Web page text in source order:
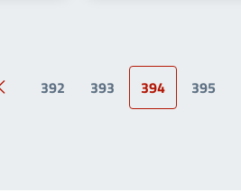
Pagina precedente
392 393 394 395